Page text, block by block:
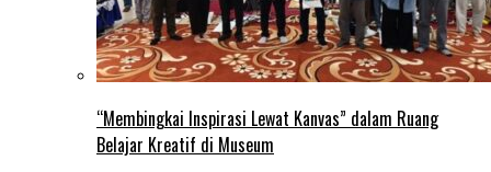
“Membingkai Inspirasi Lewat Kanvas” dalam Ruang
Belajar Kreatif di Museum